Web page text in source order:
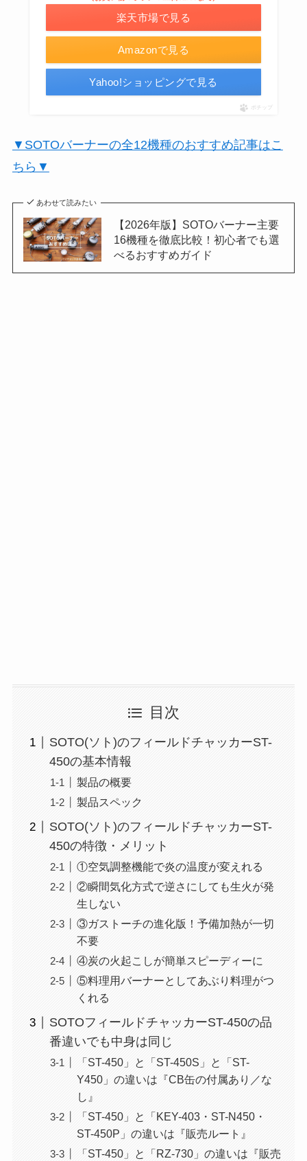
Amazonで見る
楽天市場で見る
Yahoo!ショッピングで見る
ポチップ
▼SOTOバーナーの全12機種のおすすめ記事はこ
ちら▼
あわせて読みたい
【2026年版】SOTOバーナー主要
16機種を徹底比較！初心者でも選
べるおすすめガイド
目次
SOTO(ソト)のフィールドチャッカーST-
450の基本情報
製品の概要
製品スペック
SOTO(ソト)のフィールドチャッカーST-
450の特徴・メリット
①空気調整機能で炎の温度が変えれる
②瞬間気化方式で逆さにしても生火が発
生しない
③ガストーチの進化版！予備加熱が一切
不要
④炭の火起こしが簡単スピーディーに
⑤料理用バーナーとしてあぶり料理がつ
くれる
SOTOフィールドチャッカーST-450の品
番違いでも中身は同じ
「ST-450」と「ST-450S」と「ST-
Y450」の違いは『CB缶の付属あり／な
し』
「ST-450」と「KEY-403・ST-N450・
ST-450P」の違いは『販売ルート』
「ST-450」と「RZ-730」の違いは『販売